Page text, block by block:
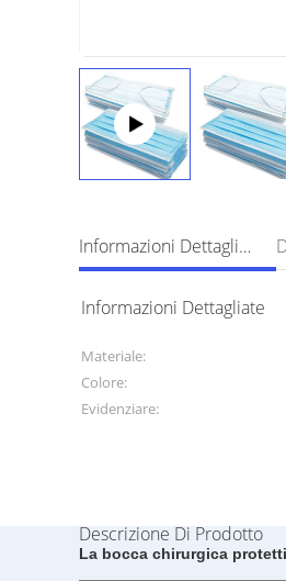
Informazioni Dettagliate
Informazioni Dettagliate
Materiale:
Colore:
Evidenziare:
Descrizione Di Prodotto
La bocca chirurgica